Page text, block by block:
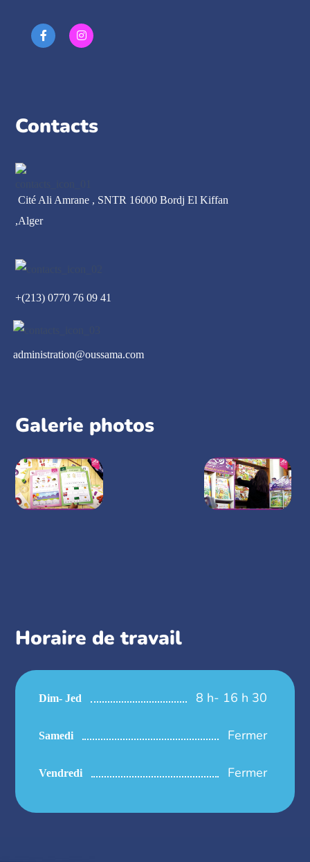
Contacts
Cité Ali Amrane , SNTR 16000 Bordj El Kiffan
,Alger
+(213) 0770 76 09 41
administration@oussama.com
Galerie photos
Horaire de travail
Dim- Jed 8 h- 16 h 30
Samedi Fermer
Vendredi Fermer